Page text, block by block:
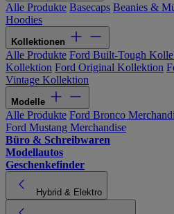
Alle Produkte Basecaps Beanies &
Hoodies
Kollektionen
Alle Produkte Ford Built-Tough
Kollektion Ford Original Kollektion
Vintage Kollektion
Modelle
Alle Produkte Ford Bronco
Ford Mustang Merchandise
Büro & Schreibwaren
Modellautos
Geschenkefinder
Hybrid & Elektro